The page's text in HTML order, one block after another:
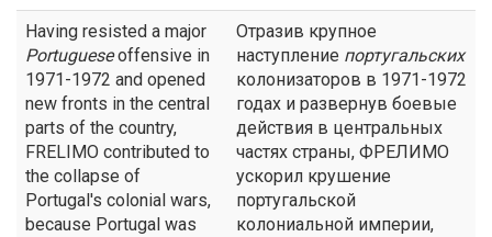
Having resisted a major
Portugueseoffensive in
1971-1972 and opened
new fronts in the central
parts of the country,
FRELIMO contributed to
the collapse of
Portugal's colonial wars,
because Portugal was
Отразив крупное
наступление португальских
колонизаторов в 1971-1972
годах и развернув боевые
действия в центральных
частях страны, ФРЕЛИМО
ускорил крушение
португальской
колониальной империи,